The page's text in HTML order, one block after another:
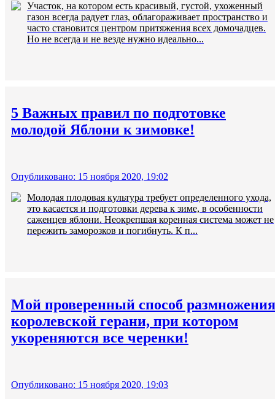
Участок, на котором есть красивый, густой, ухоженный
газон всегда радует глаз, облагораживает пространство и
часто становится центром притяжения всех домочадцев.
Но не всегда и не везде нужно идеально...
5 Важных правил по подготовке
молодой Яблони к зимовке!
Опубликовано: 15 ноября 2020, 19:02
Молодая плодовая культура требует определенного ухода,
это касается и подготовки дерева к зиме, в особенности
саженцев яблони. Неокрепшая коренная система может не
пережить заморозков и погибнуть. К п...
Мой проверенный способ размножения
королевской герани, при котором
укореняются все черенки!
Опубликовано: 15 ноября 2020, 19:03